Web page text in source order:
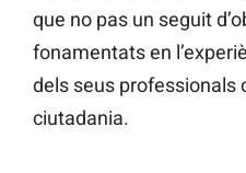
que no pas un seguit
fonamentats en
dels seus professionals
ciutadania.